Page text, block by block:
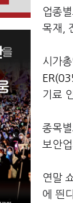
업종
목재,
시가
기료
종목
보안
연말
에 띈